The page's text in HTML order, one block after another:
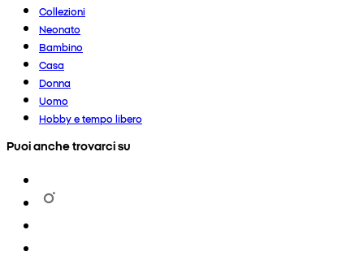
Collezioni
Neonato
Bambino
Casa
Donna
Uomo
Hobby e tempo libero
Puoi anche trovarci su